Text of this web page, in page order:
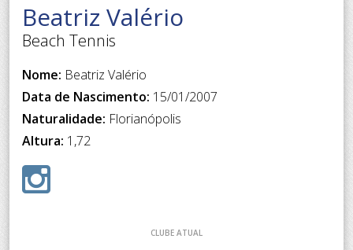
Beatriz Valério
Beach Tennis
Nome: Beatriz Valério
Data de Nascimento: 15/01/2007
Naturalidade: Florianópolis
Altura: 1,72
CLUBE ATUAL